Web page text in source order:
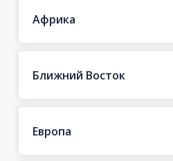
Африка
Ближний Восток
Европа